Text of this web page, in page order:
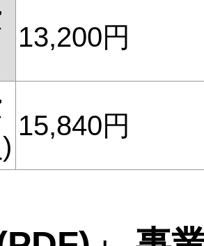
13,200円
15,840円